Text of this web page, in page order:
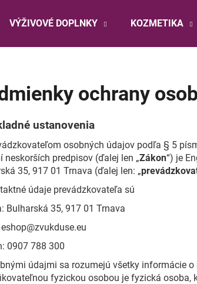
VÝŽIVOVÉ DOPLNKY KOZMETIKA
ochrany
ustanovenia
osobných údajov podľa § 5
neskorších predpisov (ďalej len „Zákon“) je
35, 917 01 Trnava (ďalej len: „
údaje prevádzkovateľa sú
Bulharská 35, 917 01 Trnava
0907 788 300
údajmi sa rozumejú všetky informácie
fyzickou osobou je fyzická
Odporúčame